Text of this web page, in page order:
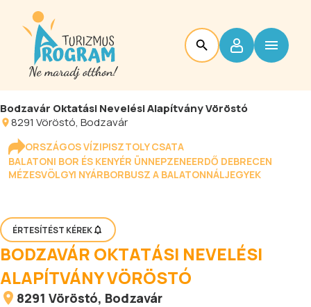
Bodzavár Oktatási Nevelési Alapítvány Vöröstó
8291 Vöröstó, Bodzavár
ORSZÁGOS VÍZIPISZTOLY CSATA
BALATONI BOR ÉS KENYÉR ÜNNEPZENEERDŐ DEBRECEN
MÉZESVÖLGYI NYÁRBORBUSZ A BALATONNÁLJEGYEK
ÉRTESÍTÉST KÉREK
BODZAVÁR OKTATÁSI NEVELÉSI
ALAPÍTVÁNY VÖRÖSTÓ
8291 Vöröstó, Bodzavár